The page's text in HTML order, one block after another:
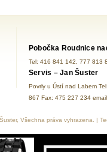
Pobočka Roudnice
Tel: 416 841 142, 777 813
Servis – Jan Šuster
Povrly u Ústí nad Labem
867 Fax: 475 227 234
Všechna práva vyhrazena. |